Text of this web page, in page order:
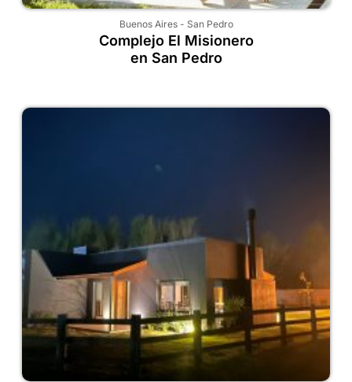
Buenos Aires- San Pedro
Complejo El Misionero
en San Pedro